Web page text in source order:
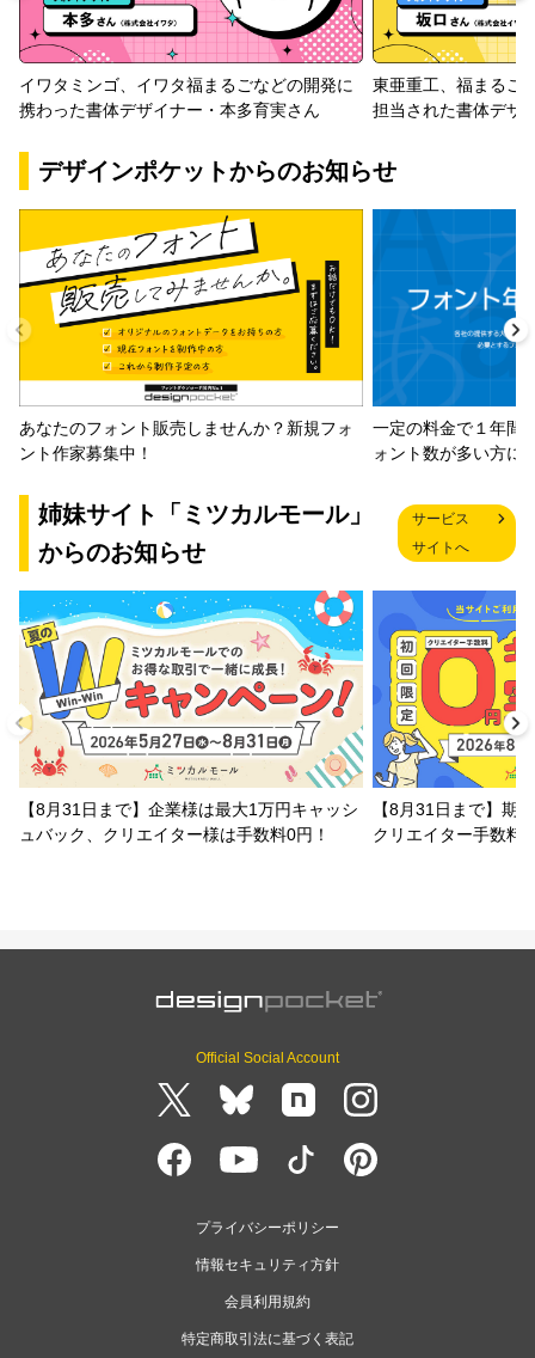
イワタミンゴ、イワタ福まるごなどの開発に
携わった書体デザイナー・本多育実さん
東亜重工、福まるご
担当された書体デザ
デザインポケットからのお知らせ
あなたのフォント販売しませんか？新規フォ
ント作家募集中！
一定の料金で１年間
ォント数が多い方に
姉妹サイト「ミツカルモール」
からのお知らせ
サービス
サイトへ
【8月31日まで】企業様は最大1万円キャッシ
ュバック、クリエイター様は手数料0円！
【8月31日まで】期
クリエイター手数料
Official Social Account
プライバシーポリシー
情報セキュリティ方針
会員利用規約
特定商取引法に基づく表記